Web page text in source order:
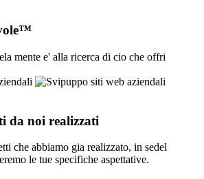
mente e' alla ricerca di cio che offri
da noi realizzati
che abbiamo gia realizzato, in sedel
le tue specifiche aspettative.